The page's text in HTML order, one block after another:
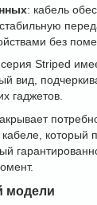
: кабель
без
Striped
вид,
гаджетов.
который
модели